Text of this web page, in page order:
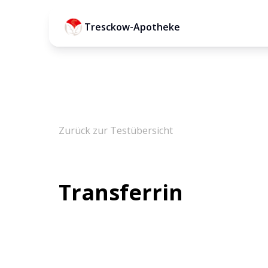
Tresckow-Apotheke
Zurück zur Testübersicht
Transferrin